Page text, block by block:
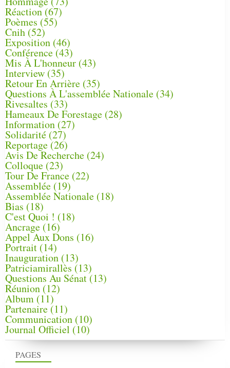
PAGES
Réaction(67)
Poèmes (55)
Cnih (52)
Exposition (46)
Conférence(43)
Mis À L'honneur (43)
Interview (35)
Retour En Arrière (35)
Questions À L'assemblée Nationale (34)
Rivesaltes (33)
Hameaux De Forestage (28)
Information (27)
Solidarité (27)
Reportage(26)
Avis De Recherche (24)
Colloque (23)
Tour De France (22)
Assemblée (19)
Assemblée Nationale (18)
Bias (18)
C'est Quoi ! (18)
Ancrage (16)
Appel Aux Dons (16)
Portrait (14)
Inauguration (13)
Patriciamirallès (13)
Questions Au Sénat(13)
Réunion (12)
Album (11)
Partenaire(11)
Communication (10)
Journal Officiel (10)